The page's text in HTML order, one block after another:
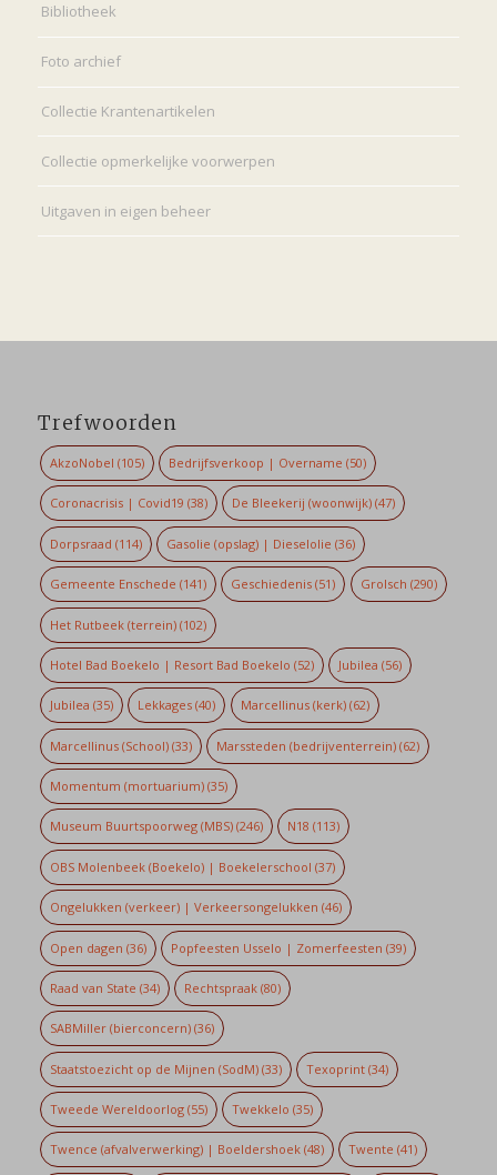
Bibliotheek
Foto archief
Collectie Krantenartikelen
Collectie opmerkelijke voorwerpen
Uitgaven in eigen beheer
Trefwoorden
AkzoNobel (105) Bedrijfsverkoop | Overname (50)
Coronacrisis | Covid19 (38) De Bleekerij (woonwijk) (47)
Dorpsraad (114) Gasolie (opslag) | Dieselolie (36)
Gemeente Enschede (141) Geschiedenis (51) Grolsch (290)
Het Rutbeek (terrein)(102)
Hotel Bad Boekelo | Resort Bad Boekelo (52) Jubilea (56)
Jubilea (35) Lekkages (40) Marcellinus (kerk)(62)
Marcellinus (School)(33) Marssteden (bedrijventerrein) (62)
Momentum (mortuarium)(35)
Museum Buurtspoorweg (MBS)(246) N18 (113)
OBS Molenbeek (Boekelo) | Boekelerschool (37)
Ongelukken (verkeer) | Verkeersongelukken (46)
Open dagen (36) Popfeesten Usselo | Zomerfeesten (39)
Raad van State (34) Rechtspraak (80)
SABMiller (bierconcern)(36)
Staatstoezicht op de Mijnen (SodM)(33) Texoprint (34)
Tweede Wereldoorlog(55) Twekkelo (35)
Twence (afvalverwerking) | Boeldershoek(48) Twente (41)